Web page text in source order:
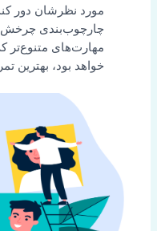
مورد نظرشان دور
چارچوب‌بندی چرخش
مهارت‌های متنوع‌تر
خواهد بود، بهترین